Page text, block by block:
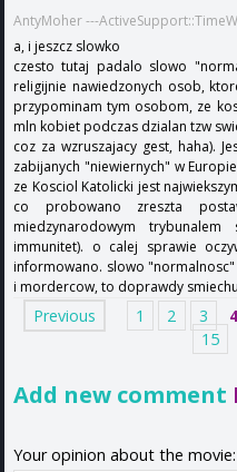
AntyMoher ---
a, i jeszcz slowko
czesto tutaj padalo slowo
religijnie nawiedzonych osob,
przypominam tym osobom, ze
mln kobiet podczas dzialan tzw
coz za wzruszajacy gest, haha).
zabijanych "niewiernych" w
ze Kosciol Katolicki jest
co probowano zreszta
miedzynarodowym
immunitet). o calej sprawie
informowano. slowo
i mordercow, to doprawdy
Previous 1 2 3
15
Add new comment
Your opinion about the movie: